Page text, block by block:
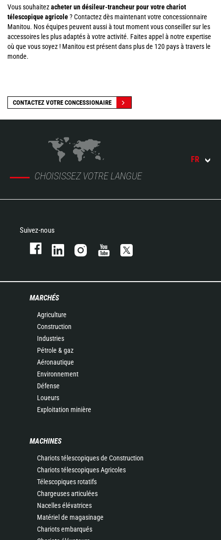
Vous souhaitezacheter un désileur-trancheur pour votre chariot
télescopique agricole? Contactez dès maintenant votre concessionnaire
Manitou. Nos équipes peuvent aussi à tout moment vous conseiller sur les
accessoires les plus adaptés à votre activité. Faites appel à notre expertise
où que vous soyez ! Manitou est présent dans plus de 120 pays à travers le
monde.
CONTACTEZ VOTRE CONCESSIONAIRE
CHOISISSEZ VOTRE LANGUE
FR
Suivez-nous
MARCHÉS
Agriculture
Construction
Industries
Pétrole & gaz
Aéronautique
Environnement
Défense
Loueurs
Exploitation minière
MACHINES
Chariots télescopiques de Construction
Chariots télescopiques Agricoles
Télescopiques rotatifs
Chargeuses articulées
Nacelles élévatrices
Matériel de magasinage
Chariots embarqués